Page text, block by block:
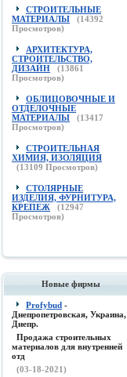
СТРОИТЕЛЬНЫЕ
МАТЕРИАЛЫ
(14392
Просмотров)
АРХИТЕКТУРА,
СТРОИТЕЛЬСТВО,
ДИЗАЙН
(13861
Просмотров)
ОБЛИЦОВОЧНЫЕ И
ОТДЕЛОЧНЫЕ
МАТЕРИАЛЫ
(13417
Просмотров)
СТРОИТЕЛЬНАЯ
ХИМИЯ, ИЗОЛЯЦИЯ
(13109 Просмотров)
СТОЛЯРНЫЕ
ИЗДЕЛИЯ, ФУРНИТУРА,
КРЕПЕЖ
(12947
Просмотров)
Новые фирмы
Profybud -
Днепропетровская, Украина,
Днепр.
Продажа строительных
материалов для внутренней
отд
(03-18-2021)